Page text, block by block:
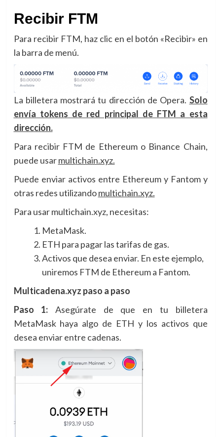
Recibir FTM
Para recibir FTM, haz clic en el botón «Recibir» en
la barra de menú.
La billetera mostrará tu dirección de Opera. Solo
envía tokens de red principal de FTM a esta
dirección.
Para recibir FTM de Ethereum o Binance Chain,
puede usarmultichain.xyz.
Puede enviar activos entre Ethereum y Fantom y
otras redes utilizandomultichain.xyz.
Para usar multichain.xyz, necesitas:
MetaMask.
ETH para pagar las tarifas de gas.
Activos que desea enviar. En este ejemplo,
uniremos FTM de Ethereum a Fantom.
Multicadena.xyz paso a paso
Paso 1: Asegúrate de que en tu billetera
MetaMask haya algo de ETH y los activos que
desea enviar entre cadenas.